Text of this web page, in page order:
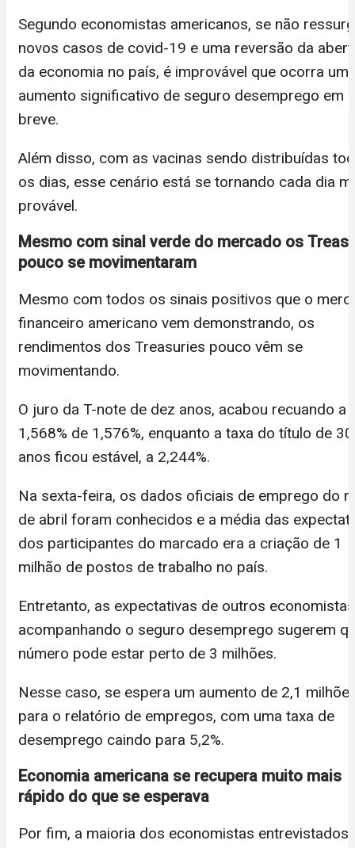
Segundo economistas americanos, se não
novos casos de covid-19 e uma reversão da
da economia no país, é improvável que ocorra um
aumento significativo de seguro desemprego em
breve.
Além disso, com as vacinas sendo distribuídas
os dias, esse cenário está se tornando cada dia
provável.
Mesmo com sinal verde do mercado os
pouco se movimentaram
Mesmo com todos os sinais positivos que o
financeiro americano vem demonstrando, os
rendimentos dos Treasuries pouco vêm se
movimentando.
O juro da T-note de dez anos, acabou recuando a
1,568% de 1,576%, enquanto a taxa do título de 30
anos ficou estável, a 2,244%.
Na sexta-feira, os dados oficiais de emprego do
de abril foram conhecidos e a média das
dos participantes do marcado era a criação de 1
milhão de postos de trabalho no país.
Entretanto, as expectativas de outros
acompanhando o seguro desemprego sugerem
número pode estar perto de 3 milhões.
Nesse caso, se espera um aumento de 2,1
para o relatório de empregos, com uma taxa de
desemprego caindo para 5,2%.
Economia americana se recupera muito mais
rápido do que se esperava
Por fim, a maioria dos economistas entrevistados